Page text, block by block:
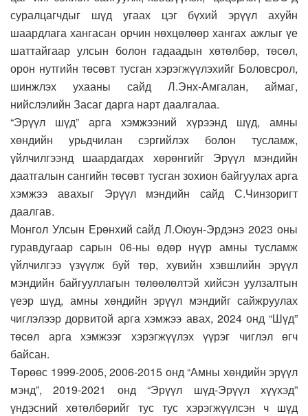
суралцагчдыг шүд угаах цэг бүхий эрүүл ахуйн
шаардлага хангасан орчин нөхцөлөөр хангах ажлыг үе
шаттайгаар улсын болон гадаадын хөтөлбөр, төсөл,
орон нутгийн төсөвт тусган хэрэгжүүлэхийг Боловсрол,
шинжлэх ухааны сайд Л.Энх-Амгалан, аймаг,
нийслэлийн Засаг дарга нарт даалгалаа.
“Эрүүл шүд” арга хэмжээний хүрээнд шүд, амны
хөндийн урьдчилан сэргийлэх болон тусламж,
үйлчилгээнд шаардагдах хөрөнгийг Эрүүл мэндийн
даатгалын сангийн төсөвт тусган зохион байгуулах арга
хэмжээ авахыг Эрүүл мэндийн сайд С.Чинзоригт
даалгав.
Монгол Улсын Ерөнхий сайд Л.Оюун-Эрдэнэ 2023 оны
гуравдугаар сарын 06-ны өдөр нүүр амны тусламж
үйлчилгээ үзүүлж буй төр, хувийн хэвшлийн эрүүл
мэндийн байгууллагын төлөөлөлтэй хийсэн уулзалтын
үеэр шүд, амны хөндийн эрүүл мэндийг сайжруулах
чиглэлээр дорвитой арга хэмжээ авах, 2024 онд “Шүд”
төсөл арга хэмжээг хэрэгжүүлэх үүрэг чиглэл өгч
байсан.
Төрөөс 1999-2005, 2006-2015 онд “Амны хөндийн эрүүл
мэнд”, 2019-2021 онд “Эрүүл шүд-Эрүүл хүүхэд”
үндэсний хөтөлбөрийг тус тус хэрэгжүүлсэн ч шүд